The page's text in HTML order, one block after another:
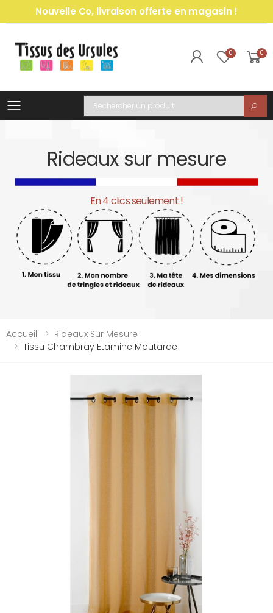
Nouvelle Co, livraison offerte en magasin !
0 0
Toggle mobile menu
Recherche
Rideaux sur mesure
En 4 clics seulement !
Accueil
Rideaux Sur Mesure
Tissu Chambray Etamine Moutarde